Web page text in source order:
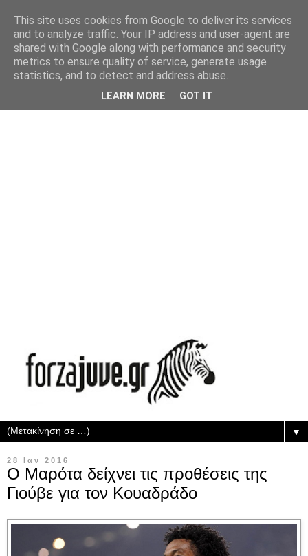
▼
28 Ιαν 2016
Ο Μαρότα δείχνει τις προθέσεις της
Γιούβε για τον Κουαδράδο
This site uses cookies from Google to deliver its services
and to analyze traffic. Your IP address and user-agent are
shared with Google along with performance and security
metrics to ensure quality of service, generate usage
statistics, and to detect and address abuse.
LEARN MORE GOT IT